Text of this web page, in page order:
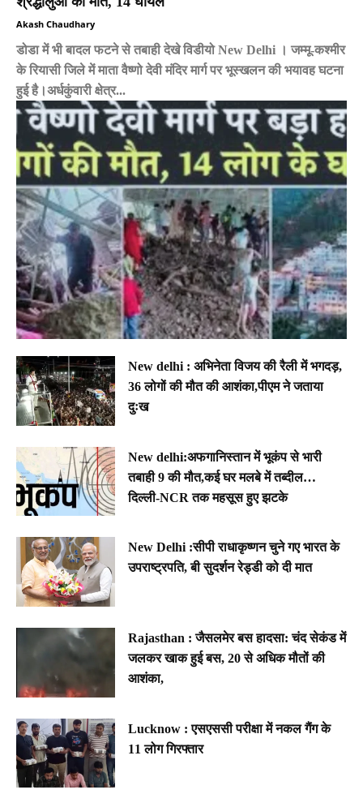
Akash Chaudhary
डोडा में भी बादल फटने से तबाही देखे विडीयो New Delhi । जम्मू-कश्मीर
के रियासी जिले में माता वैष्णो देवी मंदिर मार्ग पर भूस्खलन की भयावह घटना
हुई है।अर्धकुंवारी क्षेत्र...
New delhi : अभिनेता विजय की रैली में भगदड़,
36 लोगों की मौत की आशंका,पीएम ने जताया
दुःख
New delhi:अफगानिस्तान में भूकंप से भारी
तबाही 9 की मौत,कई घर मलबे में तब्दील…
दिल्ली-NCR तक महसूस हुए झटके
New Delhi :सीपी राधाकृष्णन चुने गए भारत के
उपराष्ट्रपति, बी सुदर्शन रेड्डी को दी मात
Rajasthan : जैसलमेर बस हादसा: चंद सेकंड में
जलकर खाक हुई बस, 20 से अधिक मौतों की
आशंका,
Lucknow : एसएससी परीक्षा में नकल गैंग के
11 लोग गिरफ्तार